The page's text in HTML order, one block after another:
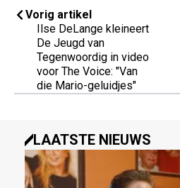
Vorig artikel
Ilse DeLange kleineert
De Jeugd van
Tegenwoordig in video
voor The Voice: "Van
die Mario-geluidjes"
LAATSTE NIEUWS